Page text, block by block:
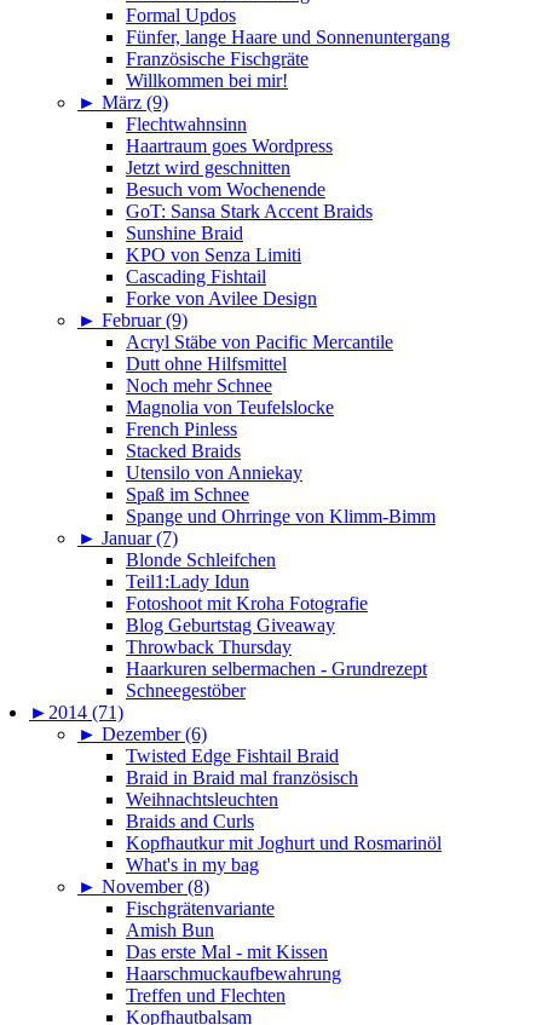
Formal Updos
Fünfer, lange Haare und Sonnenuntergang
Französische Fischgräte
Willkommen bei mir!
► März (9)
Flechtwahnsinn
Haartraum goes Wordpress
Jetzt wird geschnitten
Besuch vom Wochenende
GoT: Sansa Stark Accent Braids
Sunshine Braid
KPO von Senza Limiti
Cascading Fishtail
Forke von Avilee Design
► Februar (9)
Acryl Stäbe von Pacific Mercantile
Dutt ohne Hilfsmittel
Noch mehr Schnee
Magnolia von Teufelslocke
French Pinless
Stacked Braids
Utensilo von Anniekay
Spaß im Schnee
Spange und Ohrringe von Klimm-Bimm
► Januar (7)
Blonde Schleifchen
Teil1:Lady Idun
Fotoshoot mit Kroha Fotografie
Blog Geburtstag Giveaway
Throwback Thursday
Haarkuren selbermachen - Grundrezept
Schneegestöber
► 2014 (71)
► Dezember (6)
Twisted Edge Fishtail Braid
Braid in Braid mal französisch
Weihnachtsleuchten
Braids and Curls
Kopfhautkur mit Joghurt und Rosmarinöl
What's in my bag
► November (8)
Fischgrätenvariante
Amish Bun
Das erste Mal - mit Kissen
Haarschmuckaufbewahrung
Treffen und Flechten
Kopfhautbalsam